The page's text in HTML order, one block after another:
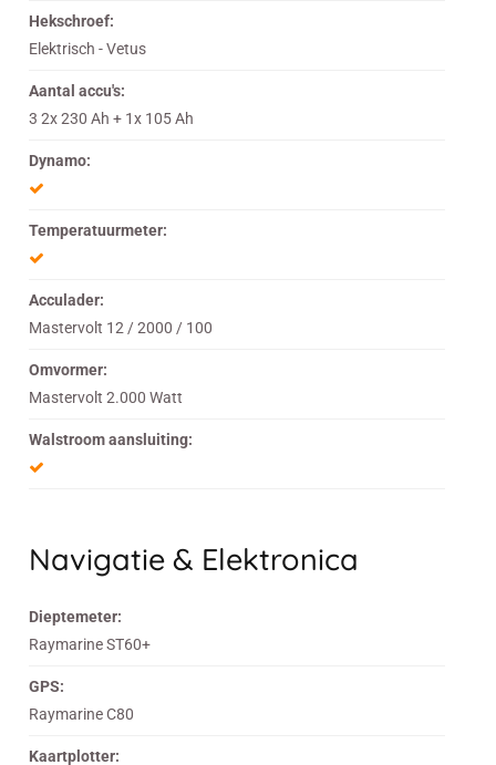
Hekschroef:
Elektrisch - Vetus
Aantal accu's:
3 2x 230 Ah + 1x 105 Ah
Dynamo:
Temperatuurmeter:
Acculader:
Mastervolt 12 / 2000 / 100
Omvormer:
Mastervolt 2.000 Watt
Walstroom aansluiting:
Navigatie & Elektronica
Dieptemeter:
Raymarine ST60+
GPS:
Raymarine C80
Kaartplotter: